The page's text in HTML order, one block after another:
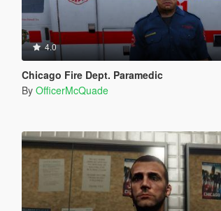
4.0
Chicago Fire Dept. Paramedic
By OfficerMcQuade